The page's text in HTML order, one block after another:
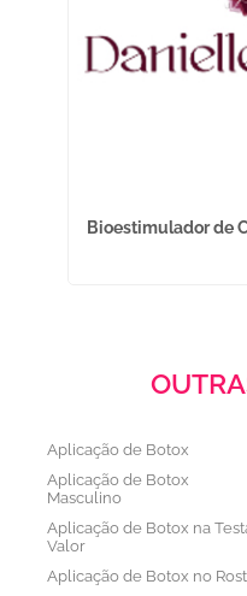
Bioestimulador de
Aplicação de Botox
Aplicação de Botox
Masculino
Aplicação de Botox na
Valor
Aplicação de Botox no